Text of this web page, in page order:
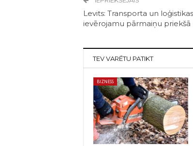
Levits: Transporta un
ievērojamu pārmaiņu priekšā
TEV VARĒTU PATIKT
BIZNESS